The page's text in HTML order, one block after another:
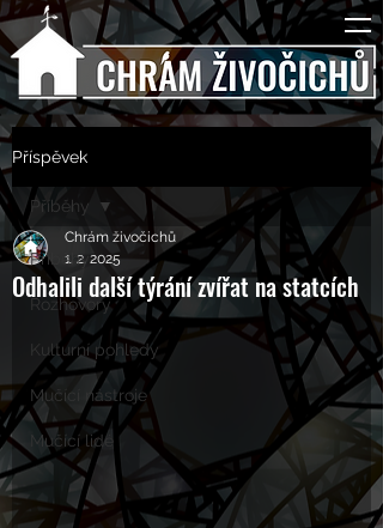
Příspěvek
Příběhy
Rozhovory
Kulturní pohledy
Mučící nástroje
Mučící lidé
Příběhy
Odhalili další týrání zvířat na statcích
Chrám živočichů
1. 2. 2025